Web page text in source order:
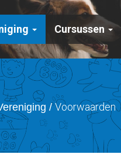
Cursussen
/Voorwaarden